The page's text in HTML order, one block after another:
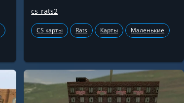
cs_rats2
CS карты Rats Карты Маленькие